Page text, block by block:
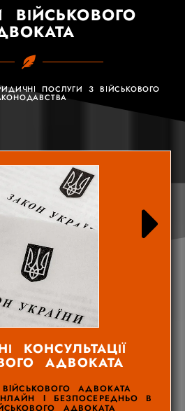
ВІЙСЬКОВОГО
ПОСЛУГИ З ВІЙСЬКОВОГО
КОНСУЛЬТАЦІЇ
АДВОКАТА
ВІЙСЬКОВОГО АДВОКАТА
І БЕЗПОСЕРЕДНЬО В
АДВОКАТА